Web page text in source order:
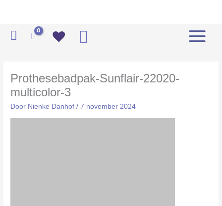
inhoud
Zoeken
Prothesebadpak-Sunflair-22020-
multicolor-3
Door Nienke Danhof/7 november 2024